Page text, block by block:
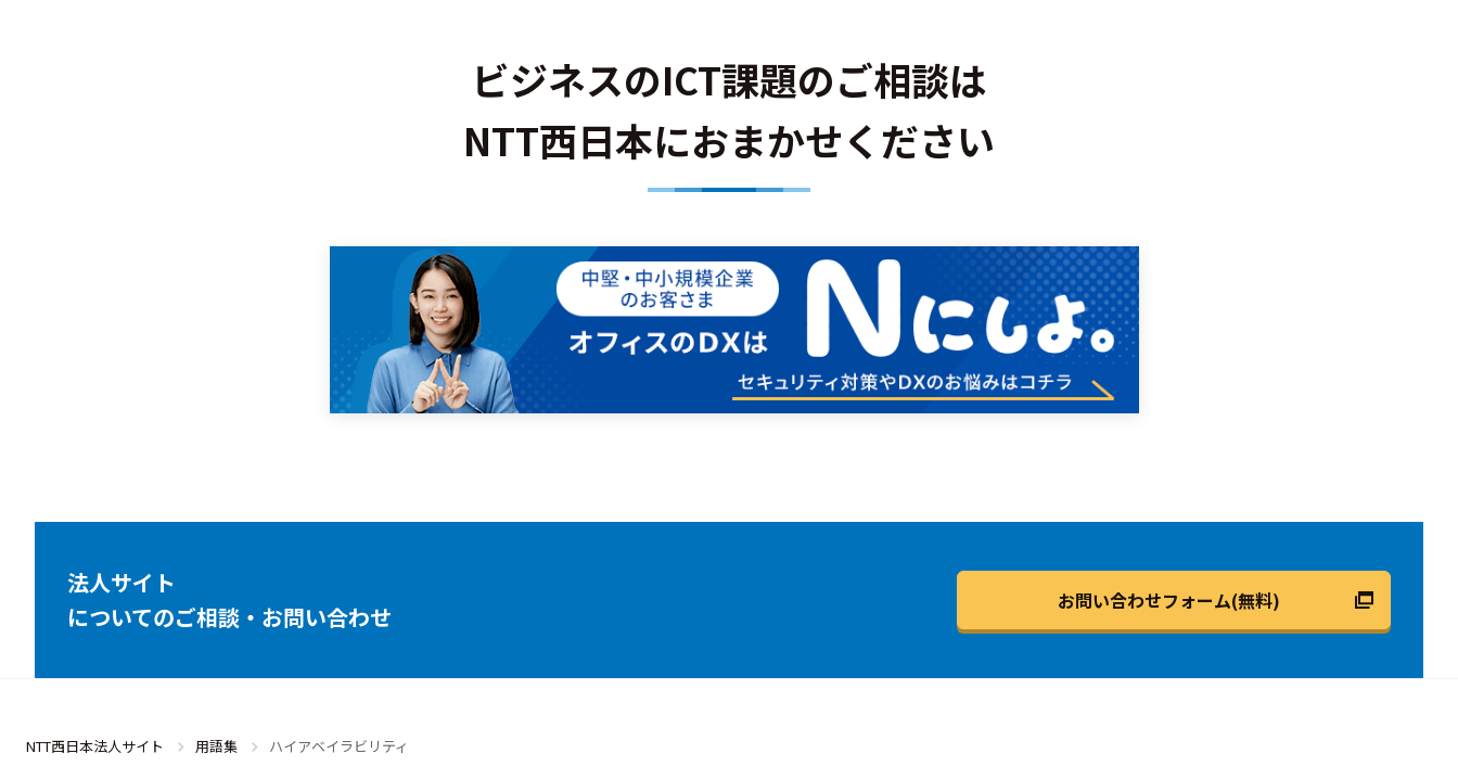
ビジネスのICT課題のご相談は
NTT西日本におまかせください
法人サイト
についてのご相談・お問い合わせ
お問い合わせフォーム(無料)
NTT西日本法人サイト 用語集 ハイアベイラビリティ